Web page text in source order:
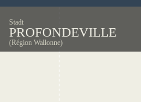
Stadt
PROFONDEVILLE
(Région Wallonne)